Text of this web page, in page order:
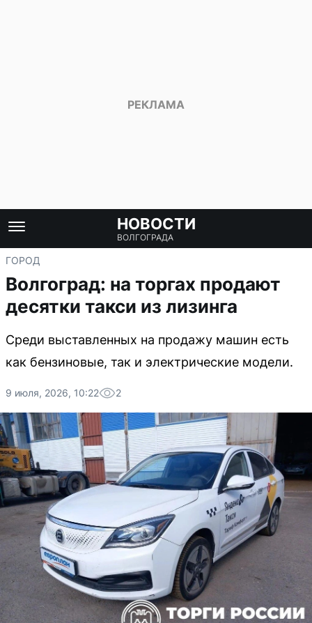
НОВОСТИ
ВОЛГОГРАДА
ГОРОД
Волгоград: на торгах продают
десятки такси из лизинга
Среди выставленных на продажу машин есть
как бензиновые, так и электрические модели.
9 июля, 2026, 10:22 2